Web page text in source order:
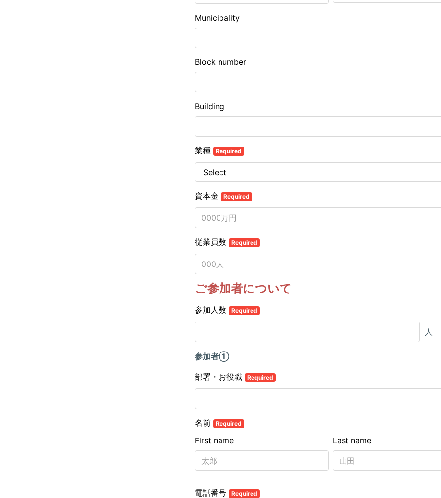
Municipality
Block number
Building
業種 Required
資本金 Required
従業員数 Required
ご参加者について
参加人数 Required
人
参加者①
部署・お役職 Required
名前 Required
Last name
First name
電話番号 Required